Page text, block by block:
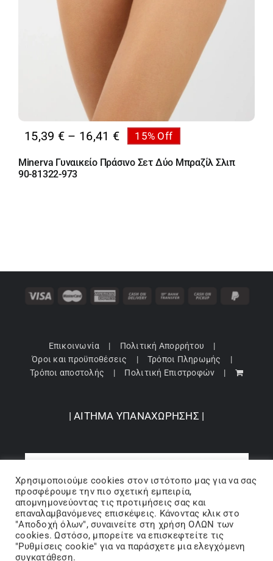
15,39 € – 16,41 €Price
15,39 €
15% Off
Minerva Γυναικείο Πράσινο Σετ Δύο Μπραζίλ Σλιπ
90-81322-973
Επικοινωνία
Πολιτική Απορρήτου
Όροι και προϋποθέσεις
Τρόποι Πληρωμής
Τρόποι αποστολής
Πολιτική Επιστροφών
| ΑΙΤΗΜΑ ΥΠΑΝΑΧΩΡΗΣΗΣ |
Copyright 2024 © Barbopoulos store - All Rights Reserved |
Χρησιμοποιούμε cookies στον ιστότοπo μας για να σας
προσφέρουμε την πιο σχετική εμπειρία,
απομνημονεύοντας τις προτιμήσεις σας και
επαναλαμβανόμενες επισκέψεις. Κάνοντας κλικ στο
"Αποδοχή όλων", συναινείτε στη χρήση ΟΛΩΝ των
cookies. Ωστόσο, μπορείτε να επισκεφτείτε τις
"Ρυθμίσεις cookie" για να παράσχετε μια ελεγχόμενη
συγκατάθεση.